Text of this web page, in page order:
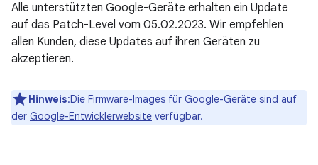
Alle unterstützten Google-Geräte erhalten ein Update
auf das Patch-Level vom 05.02.2023. Wir empfehlen
allen Kunden, diese Updates auf ihren Geräten zu
akzeptieren.
Hinweis:Die Firmware-Images für Google-Geräte sind auf
der Google-Entwicklerwebsite verfügbar.